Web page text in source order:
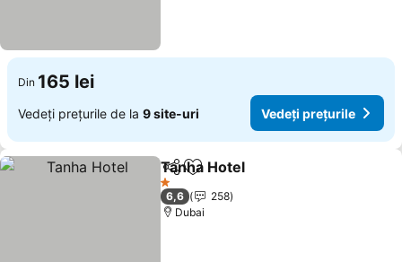
Din 165 lei
Vedeți prețurile de la 9 site-uri Vedeți prețurile
DistribuițiAdăugaţi la favorite
Tanha Hotel
1 Stele
6,6
258
Dubai